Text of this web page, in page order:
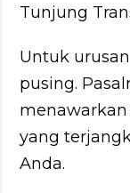
Tunjung
Untuk
pusing.
yang
Anda.